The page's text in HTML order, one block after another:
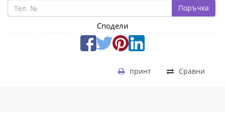
Поръчка
Сподели
Сравни
принт